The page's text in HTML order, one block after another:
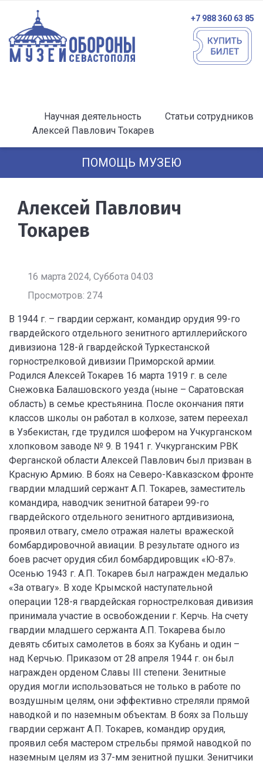
+7 988 360 63 85
Научная деятельность
Статьи сотрудников
Алексей Павлович Токарев
ПОМОЩЬ МУЗЕЮ
Алексей Павлович
Токарев
16 марта 2024, Суббота 04:03
Просмотров: 274
В 1944 г. – гвардии сержант, командир орудия 99-го
гвардейского отдельного зенитного артиллерийского
дивизиона 128-й гвардейской Туркестанской
горнострелковой дивизии Приморской армии.
Родился Алексей Токарев 16 марта 1919 г. в селе
Снежовка Балашовского уезда (ныне – Саратовская
область) в семье крестьянина. После окончания пяти
классов школы он работал в колхозе, затем переехал
в Узбекистан, где трудился шофером на Учкурганском
хлопковом заводе № 9. В 1941 г. Учкурганским РВК
Ферганской области Алексей Павлович был призван в
Красную Армию. В боях на Северо-Кавказском фронте
гвардии младший сержант А.П. Токарев, заместитель
командира, наводчик зенитной батареи 99-го
гвардейского отдельного зенитного артдивизиона,
проявил отвагу, смело отражая налеты вражеской
бомбардировочной авиации. В результате одного из
боев расчет орудия сбил бомбардировщик «Ю-87».
Осенью 1943 г. А.П. Токарев был награжден медалью
«За отвагу». В ходе Крымской наступательной
операции 128-я гвардейская горнострелковая дивизия
принимала участие в освобождении г. Керчь. На счету
гвардии младшего сержанта А.П. Токарева было
девять сбитых самолетов в боях за Кубань и один –
над Керчью. Приказом от 28 апреля 1944 г. он был
награжден орденом Славы III степени. Зенитные
орудия могли использоваться не только в работе по
воздушным целям, они эффективно стреляли прямой
наводкой и по наземным объектам. В боях за Польшу
гвардии сержант А.П. Токарев, командир орудия,
проявил себя мастером стрельбы прямой наводкой по
наземным целям из 37-мм зенитной пушки. Зенитчики